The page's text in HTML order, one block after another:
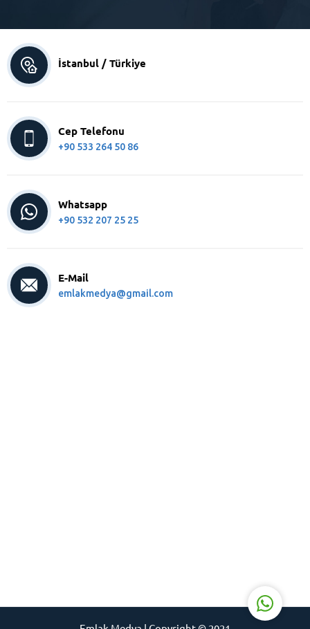
İstanbul / Türkiye
Cep Telefonu
+90 533 264 50 86
Whatsapp
+90 532 207 25 25
E-Mail
emlakmedya@gmail.com